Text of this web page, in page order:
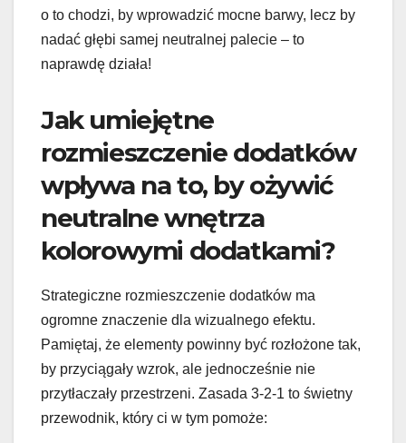
o to chodzi, by wprowadzić mocne barwy, lecz by
nadać głębi samej neutralnej palecie – to
naprawdę działa!
Jak umiejętne
rozmieszczenie dodatków
wpływa na to, by ożywić
neutralne wnętrza
kolorowymi dodatkami?
Strategiczne rozmieszczenie dodatków ma
ogromne znaczenie dla wizualnego efektu.
Pamiętaj, że elementy powinny być rozłożone tak,
by przyciągały wzrok, ale jednocześnie nie
przytłaczały przestrzeni. Zasada 3-2-1 to świetny
przewodnik, który ci w tym pomoże: